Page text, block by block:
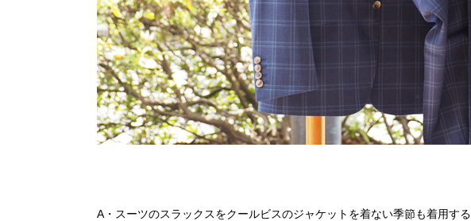
A・スーツのスラックスをクールビスのジャケットを着ない季節も着用する